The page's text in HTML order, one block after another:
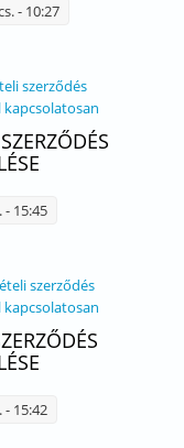
- 10:27
szerződés
- 15:45
szerződés
- 15:42